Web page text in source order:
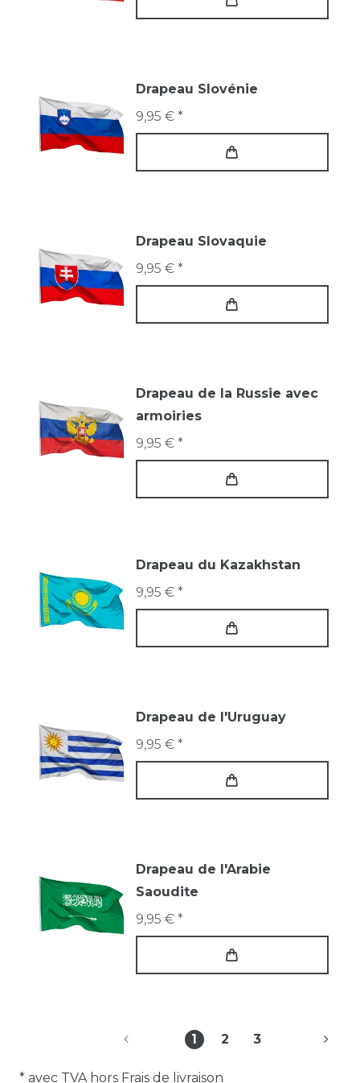
Drapeau Slovénie
9,95 € *
Drapeau Slovaquie
9,95 € *
Drapeau de la Russie avec
armoiries
9,95 € *
Drapeau du Kazakhstan
9,95 € *
Drapeau de l'Uruguay
9,95 € *
Drapeau de l'Arabie
Saoudite
9,95 € *
1 2 3
* avec TVA hors Frais de livraison